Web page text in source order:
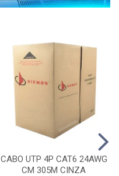
CABO UTP 4P CAT6 24AWG
CM 305M CINZA